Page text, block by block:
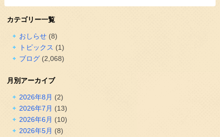
カテゴリー一覧
おしらせ(8)
トピックス (1)
ブログ(2,068)
月別アーカイブ
2026年8月 (2)
2026年7月 (13)
2026年6月 (10)
2026年5月 (8)